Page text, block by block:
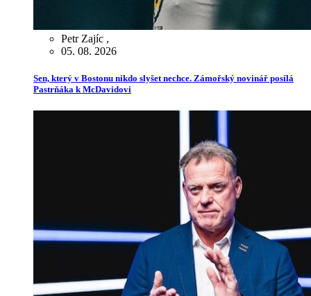
Petr Zajíc ,
05. 08. 2026
Sen, který v Bostonu nikdo slyšet nechce. Zámořský novinář posílá
Pastrňáka k McDavidovi